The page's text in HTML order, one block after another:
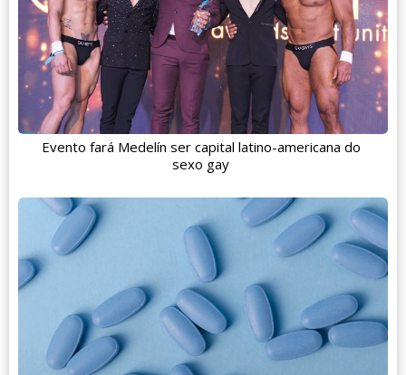
Evento fará Medelín ser capital latino-americana do
sexo gay